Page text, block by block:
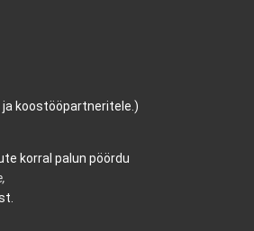
koostööpartneritele.)
korral palun pöördu